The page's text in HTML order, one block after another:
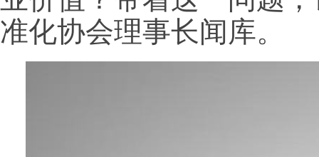
准化协会理事长闻库。